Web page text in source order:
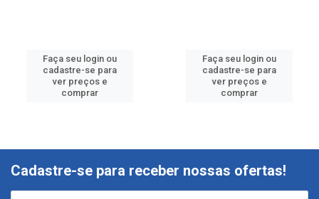
Faça seu login ou
cadastre-se para
ver preços e
comprar
Faça seu login ou
cadastre-se para
ver preços e
comprar
Cadastre-se para receber nossas ofertas!